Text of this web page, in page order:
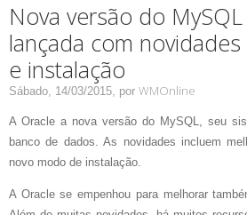
Nova versão do
lançada com
e instalação
Sábado, 14/03/2015, por WMOnline
A Oracle a nova versão do MySQL, seu
banco de dados. As novidades incluem
novo modo de instalação.
A Oracle se empenhou para melhorar